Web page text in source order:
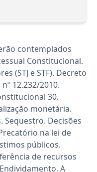
contemplados
Constitucional.
(STJ e STF). Decreto
12.232/2010.
30.
monetária.
Sequestro. Decisões
na lei de
públicos.
de recursos
A